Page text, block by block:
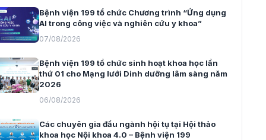
Bệnh viện 199 tổ chức Chương trình “Ứng dụng
AI trong công việc và nghiên cứu y khoa”
07/08/2026
Bệnh viện 199 tổ chức sinh hoạt khoa học lần
thứ 01 cho Mạng lưới Dinh dưỡng lâm sàng năm
2026
06/08/2026
Các chuyên gia đầu ngành hội tụ tại Hội thảo
khoa học Nội khoa 4.0 – Bệnh viện 199